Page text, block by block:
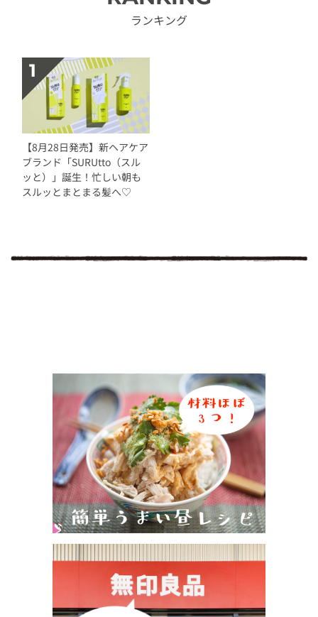
ランキング
【8月28日発売】新ヘアケア
ブランド「SURUtto（スル
ッと）」誕生！忙しい朝も
スルッとまとまる髪へ♡